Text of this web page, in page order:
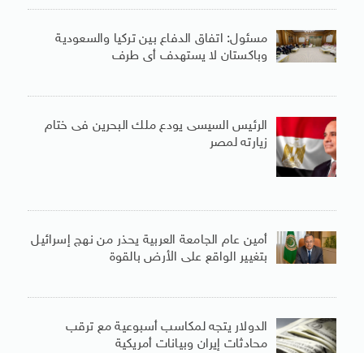
مسئول: اتفاق الدفاع بين تركيا والسعودية
وباكستان لا يستهدف أى طرف
الرئيس السيسى يودع ملك البحرين فى ختام
زيارته لمصر
أمين عام الجامعة العربية يحذر من نهج إسرائيل
بتغيير الواقع على الأرض بالقوة
الدولار يتجه لمكاسب أسبوعية مع ترقب
محادثات إيران وبيانات أمريكية